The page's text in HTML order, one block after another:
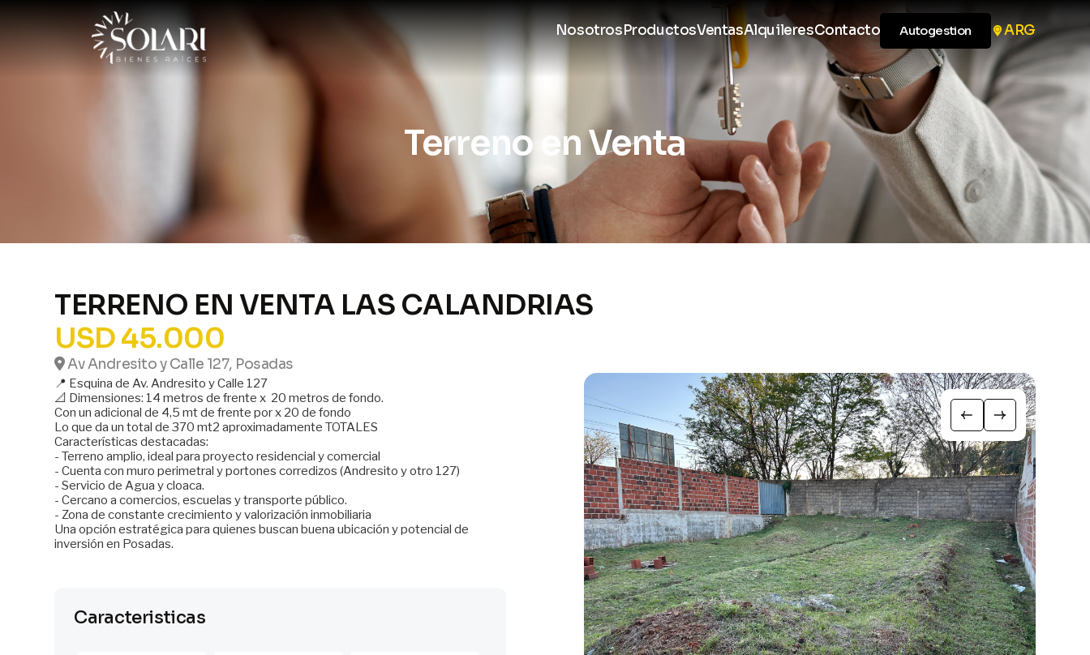
Nosotros ProductosVentasAlquileresContacto Autogestion ARG
Terreno en Venta
TERRENO EN VENTA LAS CALANDRIAS
USD 45.000
Av Andresito y Calle 127, Posadas
📍 Esquina de Av. Andresito y Calle 127
📐 Dimensiones: 14 metros de frente x 20 metros de fondo.
Con un adicional de 4,5 mt de frente por x 20 de fondo
Lo que da un total de 370 mt2 aproximadamente TOTALES
Características destacadas:
- Terreno amplio, ideal para proyecto residencial y comercial
- Cuenta con muro perimetral y portones corredizos (Andresito y otro 127)
- Servicio de Agua y cloaca.
- Cercano a comercios, escuelas y transporte público.
- Zona de constante crecimiento y valorización inmobiliaria
Una opción estratégica para quienes buscan buena ubicación y potencial de
inversión en Posadas.
Caracteristicas